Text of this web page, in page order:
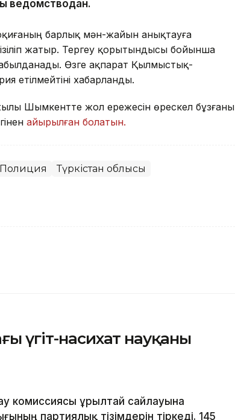
ведомстводан.
барлық мән-жайын анықтауға
жатыр. Тергеу қорытындысы бойынша
Өзге ақпарат Қылмыстық-
етілмейтіні хабарланды.
Шымкентте жол ережесін өрескел бұзғаны
айырылған болатын.
Полиция Түркістан облысы
үгіт-насихат науқаны
комиссиясы Құрылтай сайлауына
партиялық тізімдерін тіркеді. 145